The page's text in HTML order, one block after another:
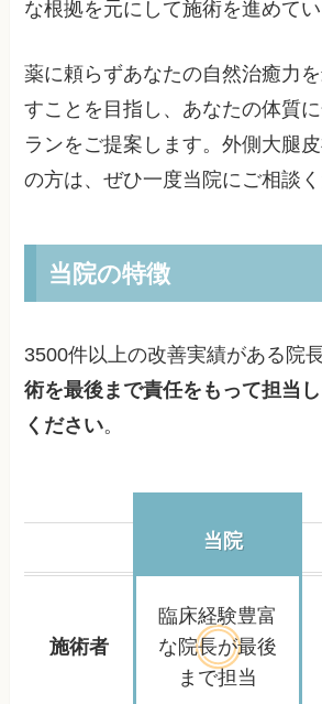
な根拠を元にして施術を進めてい
薬に頼らずあなたの自然治癒力
すことを目指し、あなたの体質
ランをご提案します。外側大腿
の方は、ぜひ一度当院にご相談く
当院の特徴
3500件以上の改善実績がある院
術を最後まで責任をもって担当
ください。
当院
施術者
臨床経験豊富
な院長が最後
まで担当